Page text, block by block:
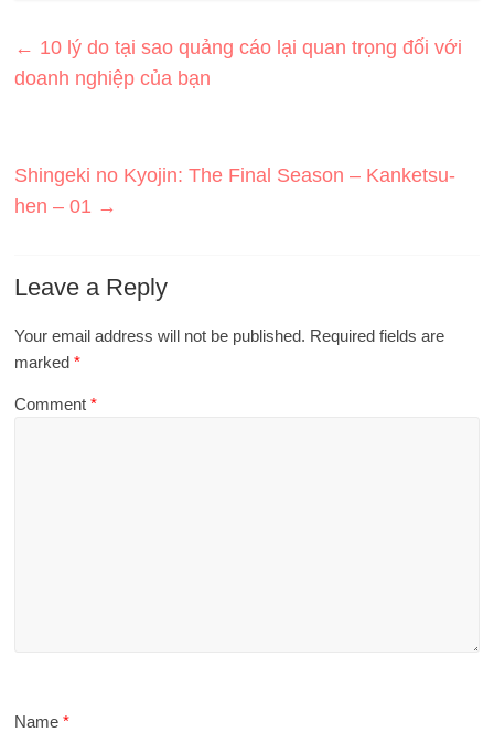
← 10 lý do tại sao quảng cáo lại quan trọng đối với
doanh nghiệp của bạn
Shingeki no Kyojin: The Final Season – Kanketsu-
hen – 01 →
Leave a Reply
Your email address will not be published. Required fields are
marked*
Comment*
Name*